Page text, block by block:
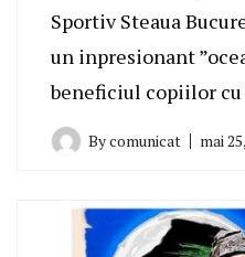
Sportiv Steaua
un inpresionant
beneficiul copiilor
Bycomunicat mai